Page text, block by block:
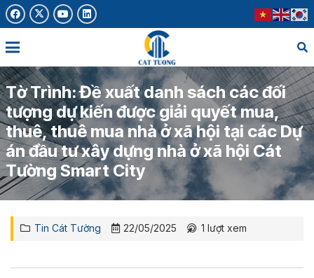
Tờ Trình: Đề xuất danh sách các đối
tượng dự kiến được giải quyết mua,
thuê, thuê mua nhà ở xã hội tại các Dự
án đầu tư xây dựng nhà ở xã hội Cát
Tường Smart City
Tin Cát Tường 22/05/2025 1 lượt xem